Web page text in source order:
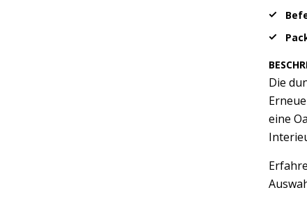
Die
eine